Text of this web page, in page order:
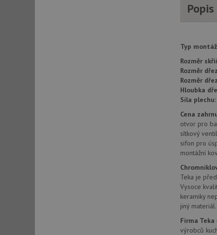
Typ
Rozměr
Rozměr
Rozměr
Hloubka
Síla plechu:
Cena
otvor pro
sítkový
sifon pro
montážní
Teka je
Vysoce
keramiky
jiný materiál.
Firma Teka
výrobců
AWSALBCORS
AUTORIZACE
/
_ga_9T91YFLEPX
Název
__Secure-YNID